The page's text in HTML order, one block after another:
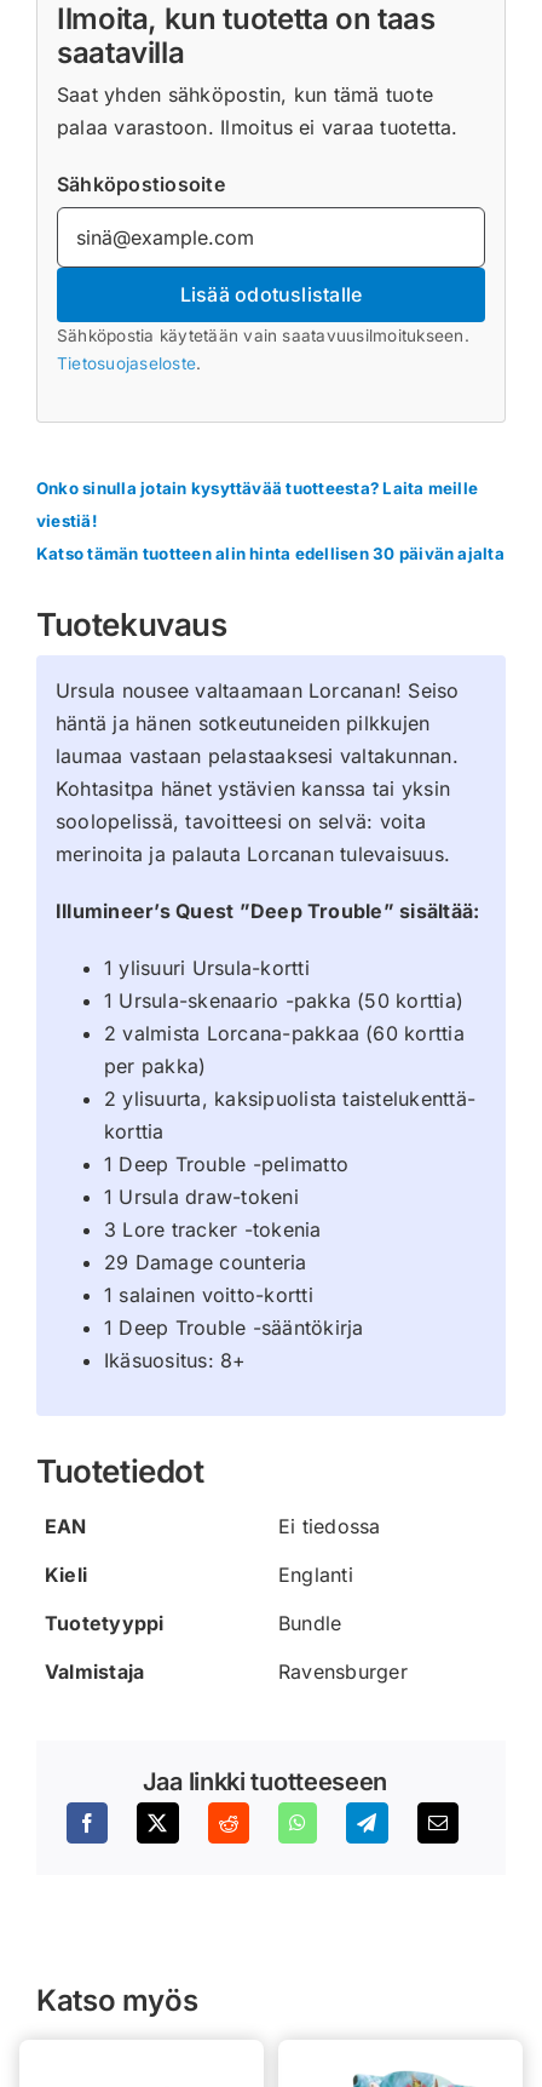
Ilmoita, kun tuotetta on taas
saatavilla
Saat yhden sähköpostin, kun tämä tuote
palaa varastoon. Ilmoitus ei varaa tuotetta.
Sähköpostiosoite
Lisää odotuslistalle
Sähköpostia käytetään vain saatavuusilmoitukseen.
Tietosuojaseloste.
Onko sinulla jotain kysyttävää tuotteesta? Laita meille
viestiä!
Katso tämän tuotteen alin hinta edellisen 30 päivän ajalta
Tuotekuvaus
Ursula nousee valtaamaan Lorcanan! Seiso
häntä ja hänen sotkeutuneiden pilkkujen
laumaa vastaan pelastaaksesi valtakunnan.
Kohtasitpa hänet ystävien kanssa tai yksin
soolopelissä, tavoitteesi on selvä: voita
merinoita ja palauta Lorcanan tulevaisuus.
Illumineer’s Quest ”Deep Trouble” sisältää:
1 ylisuuri Ursula-kortti
1 Ursula-skenaario -pakka (50 korttia)
2 valmista Lorcana-pakkaa (60 korttia
per pakka)
2 ylisuurta, kaksipuolista taistelukenttä-
korttia
1 Deep Trouble -pelimatto
1 Ursula draw-tokeni
3 Lore tracker -tokenia
29 Damage counteria
1 salainen voitto-kortti
1 Deep Trouble -sääntökirja
Ikäsuositus: 8+
Tuotetiedot
EAN
Ei tiedossa
Kieli
Englanti
Tuotetyyppi
Bundle
Valmistaja
Ravensburger
Jaa linkki tuotteeseen
Katso myös